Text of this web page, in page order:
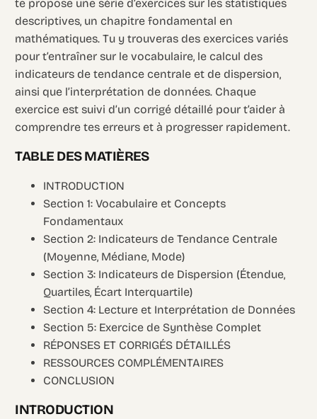
te propose une série d’exercices sur les statistiques
descriptives, un chapitre fondamental en
mathématiques. Tu y trouveras des exercices variés
pour t’entraîner sur le vocabulaire, le calcul des
indicateurs de tendance centrale et de dispersion,
ainsi que l’interprétation de données. Chaque
exercice est suivi d’un corrigé détaillé pour t’aider à
comprendre tes erreurs et à progresser rapidement.
TABLE DES MATIÈRES
INTRODUCTION
Section 1: Vocabulaire et Concepts
Fondamentaux
Section 2: Indicateurs de Tendance Centrale
(Moyenne, Médiane, Mode)
Section 3: Indicateurs de Dispersion (Étendue,
Quartiles, Écart Interquartile)
Section 4: Lecture et Interprétation de Données
Section 5: Exercice de Synthèse Complet
RÉPONSES ET CORRIGÉS DÉTAILLÉS
RESSOURCES COMPLÉMENTAIRES
CONCLUSION
INTRODUCTION